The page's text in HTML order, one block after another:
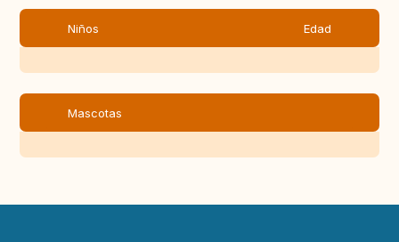
Niños Edad
Mascotas